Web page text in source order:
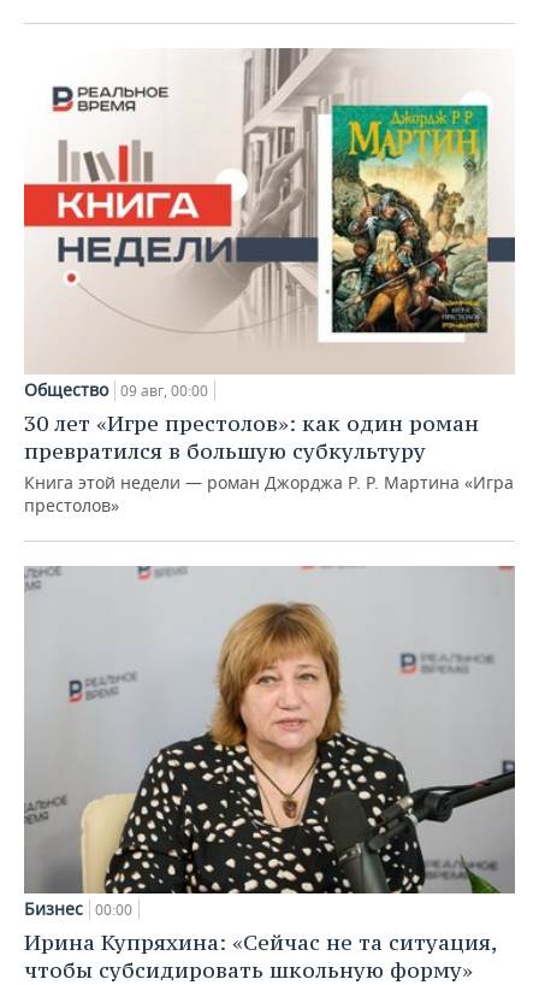
Общество 09 авг, 00:00
30 лет «Игре престолов»: как один роман
превратился в большую субкультуру
Книга этой недели — роман Джорджа Р. Р. Мартина «Игра
престолов»
Бизнес 00:00
Ирина Купряхина: «Сейчас не та ситуация,
чтобы субсидировать школьную форму»